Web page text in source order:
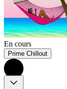
En cours
Prime Chillout